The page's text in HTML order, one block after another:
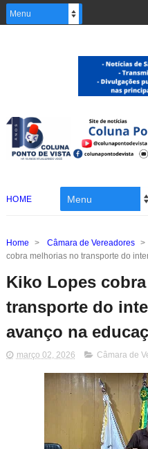
HOME
Home > Câmara de Vereadores >
cobra melhorias no transporte do
Kiko Lopes
transporte do
avanço na
março 02, 2026 Câmara de